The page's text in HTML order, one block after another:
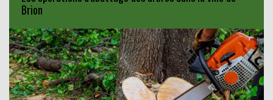
Brion